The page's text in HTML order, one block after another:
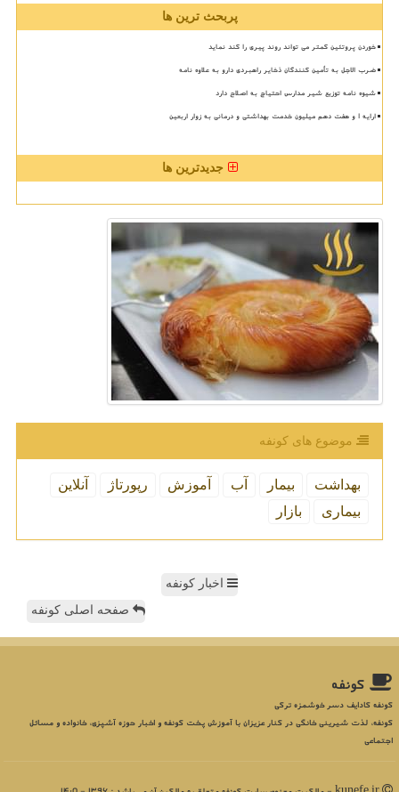
پربحث ترین ها
خوردن پروتئین کمتر می تواند روند پیری را کند نماید
ضرب الاجل به تأمین کنندگان ذخایر راهبردی دارو به علاوه نامه
شیوه نامه توزیع شیر مدارس احتیاج به اصلاح دارد
ارایه ۱ و هفت دهم میلیون خدمت بهداشتی و درمانی به زوار اربعین
جدیدترین ها
موضوع های كونفه
بهداشت بیمار آب آموزش رپورتاژ
آنلاین
بیماری
بازار
اخبار کونفه
صفحه اصلی کونفه
كونفه
کونفه کادایف دسر خوشمزه ترکی
کونفه، لذت شیرینی خانگی در کنار عزیزان با آموزش پخت کونفه و اخبار حوزه آشپزی، خانواده و مسائل
اجتماعی